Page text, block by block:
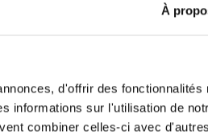
À
d'offrir des fonctionnalités
informations sur l'utilisation de
combiner celles-ci avec
a
de sport
base d'un
Condition physique
Garantie
Réglable